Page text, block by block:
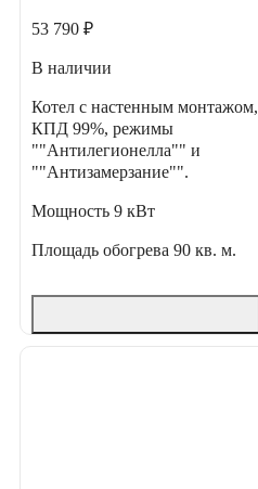
53 790 ₽
В наличии
Котел с настенным монтажом,
КПД 99%, режимы
""Антилегионелла"" и
""Антизамерзание"".
Мощность 9 кВт
Площадь обогрева 90 кв. м.